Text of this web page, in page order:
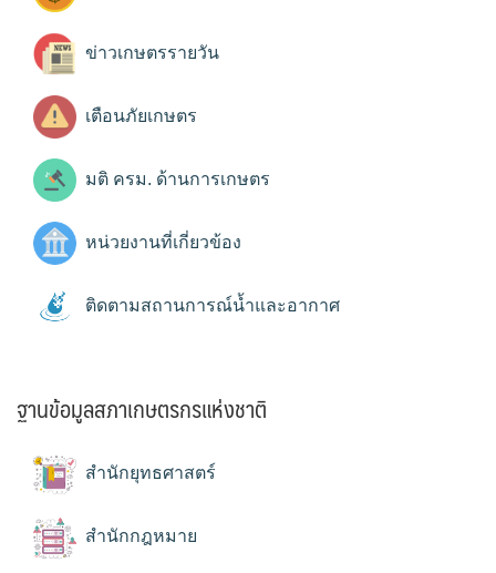
ข่าวเกษตรรายวัน
เตือนภัยเกษตร
มติ ครม. ด้านการเกษตร
หน่วยงานที่เกี่ยวข้อง
ติดตามสถานการณ์น้ำและอากาศ
ฐานข้อมูลสภาเกษตรกรแห่งชาติ
สำนักยุทธศาสตร์
สำนักกฎหมาย